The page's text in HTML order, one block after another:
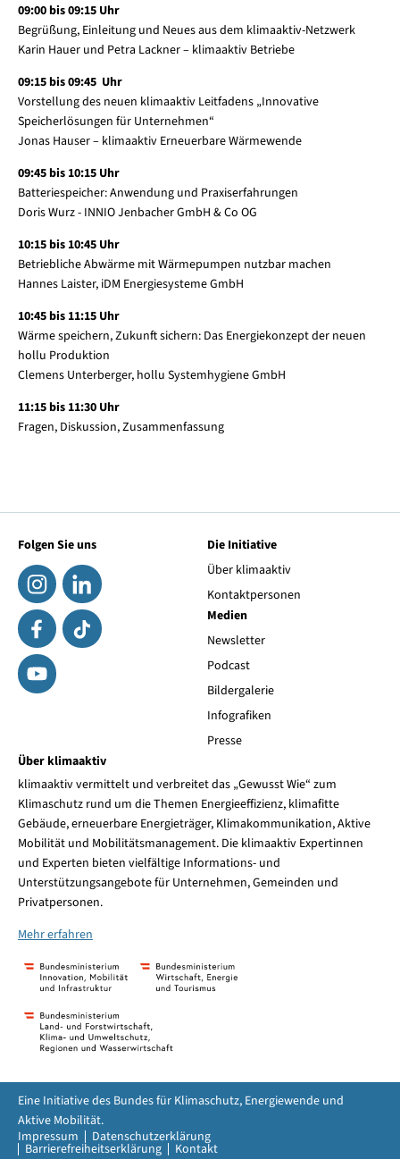
09:00 bis 09:15 Uhr
Begrüßung, Einleitung und Neues aus dem klimaaktiv-Netzwerk
Karin Hauer und Petra Lackner – klimaaktiv Betriebe
09:15 bis 09:45 Uhr
Vorstellung des neuen klimaaktiv Leitfadens „Innovative
Speicherlösungen für Unternehmen“
Jonas Hauser – klimaaktiv Erneuerbare Wärmewende
09:45 bis 10:15 Uhr
Batteriespeicher: Anwendung und Praxiserfahrungen
Doris Wurz - INNIO Jenbacher GmbH & Co OG
10:15 bis 10:45 Uhr
Betriebliche Abwärme mit Wärmepumpen nutzbar machen
Hannes Laister, iDM Energiesysteme GmbH
10:45 bis 11:15 Uhr
Wärme speichern, Zukunft sichern: Das Energiekonzept der neuen
hollu Produktion
Clemens Unterberger, hollu Systemhygiene GmbH
11:15 bis 11:30 Uhr
Fragen, Diskussion, Zusammenfassung
Folgen Sie uns
Die Initiative
Über klimaaktiv
Kontaktpersonen
Medien
Newsletter
Podcast
Bildergalerie
Infografiken
Presse
Über klimaaktiv
klimaaktiv vermittelt und verbreitet das „Gewusst Wie“ zum
Klimaschutz rund um die Themen Energieeffizienz, klimafitte
Gebäude, erneuerbare Energieträger, Klimakommunikation, Aktive
Mobilität und Mobilitätsmanagement. Die klimaaktiv Expertinnen
und Experten bieten vielfältige Informations- und
Unterstützungsangebote für Unternehmen, Gemeinden und
Privatpersonen.
Mehr erfahren
Impressum Datenschutzerklärung
Barrierefreiheitserklärung Kontakt
Eine Initiative des Bundes für Klimaschutz, Energiewende und
Aktive Mobilität.